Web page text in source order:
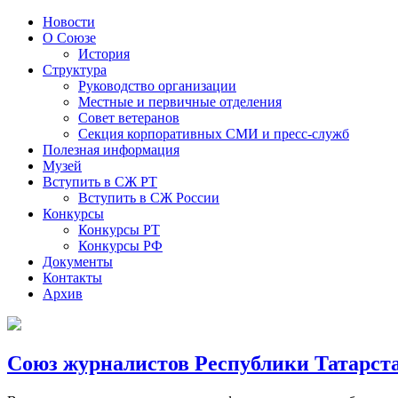
Новости
О Союзе
История
Структура
Руководство организации
Местные и первичные отделения
Совет ветеранов
Секция корпоративных СМИ и пресс-служб
Полезная информация
Музей
Вступить в СЖ РТ
Вступить в СЖ России
Конкурсы
Конкурсы РТ
Конкурсы РФ
Документы
Контакты
Архив
Союз журналистов Республики